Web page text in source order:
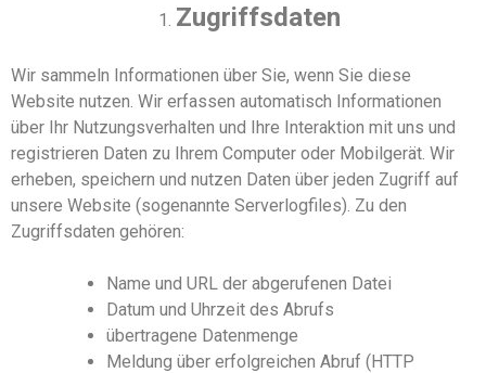
Zugriffsdaten
Wir sammeln Informationen über Sie, wenn Sie diese
Website nutzen. Wir erfassen automatisch Informationen
über Ihr Nutzungsverhalten und Ihre Interaktion mit uns und
registrieren Daten zu Ihrem Computer oder Mobilgerät. Wir
erheben, speichern und nutzen Daten über jeden Zugriff auf
unsere Website (sogenannte Serverlogfiles). Zu den
Zugriffsdaten gehören:
Name und URL der abgerufenen Datei
Datum und Uhrzeit des Abrufs
übertragene Datenmenge
Meldung über erfolgreichen Abruf (HTTP